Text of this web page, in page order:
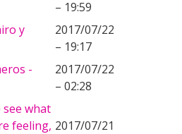
– 19:59
y
2017/07/22
– 19:17
-
2017/07/22
– 02:28
what
feeling, 2017/07/21